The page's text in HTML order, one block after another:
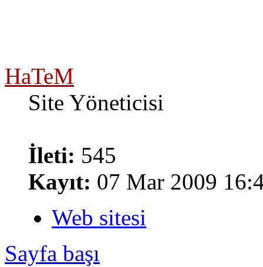
HaTeM
Site Yöneticisi
İleti: 545
Kayıt: 07 Mar 2009
Web sitesi
Sayfa başı